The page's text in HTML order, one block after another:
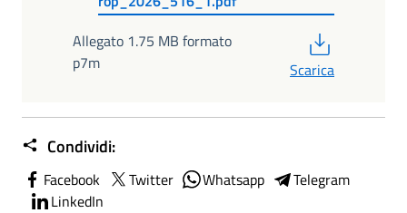
Allegato 1.75 MB formato
p7m
Scarica
Condividi:
Facebook Twitter Whatsapp
Telegram
LinkedIn